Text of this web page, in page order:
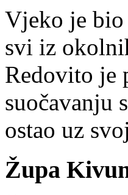
Vjeko je bio
svi iz
Redovito je
suočavanju
ostao uz
Župa